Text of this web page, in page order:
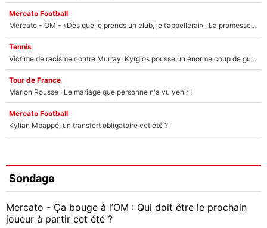
Mercato Football
Mercato - OM - «Dès que je prends un club, je t’appellerai» : La promesse de Marcelino au moment de claquer la porte
Tennis
Victime de racisme contre Murray, Kyrgios pousse un énorme coup de gueule !
Tour de France
Marion Rousse : Le mariage que personne n'a vu venir !
Mercato Football
Kylian Mbappé, un transfert obligatoire cet été ?
Sondage
Mercato - Ça bouge à l’OM : Qui doit être le prochain
joueur à partir cet été ?